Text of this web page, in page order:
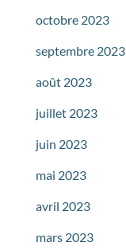
octobre 2023
septembre 2023
août 2023
juillet 2023
juin 2023
mai 2023
avril 2023
mars 2023